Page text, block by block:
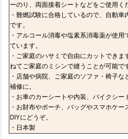
ーのり、両面接着シートなどをご使用く
・難燃試験に合格しているので、自動
です。
・アルコール消毒や塩素系消毒薬が使
ています。
・ご家庭のハサミで自由にカットでき
ねてご家庭のミシンで縫うことが可能で
・店舗や病院、ご家庭のソファ・椅子
補修に。
・お車のカーシートや内装、バイクシー
・お財布やポーチ、バッグやスマホケ
DIYにどうぞ。
・日本製